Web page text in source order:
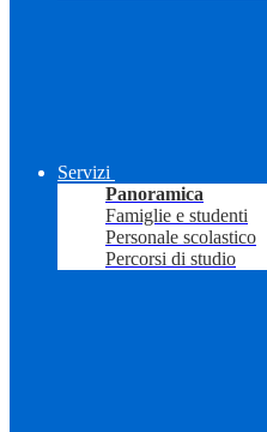
Servizi
Panoramica
Famiglie e studenti
Personale scolastico
Percorsi di studio